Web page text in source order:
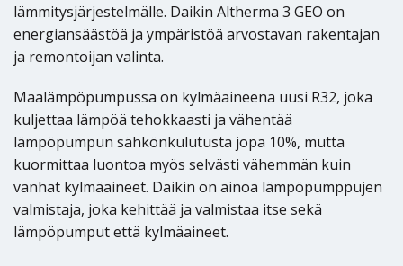
lämmitysjärjestelmälle. Daikin Altherma 3 GEO on
energiansäästöä ja ympäristöä arvostavan rakentajan
ja remontoijan valinta.
Maalämpöpumpussa on kylmäaineena uusi R32, joka
kuljettaa lämpöä tehokkaasti ja vähentää
lämpöpumpun sähkönkulutusta jopa 10%, mutta
kuormittaa luontoa myös selvästi vähemmän kuin
vanhat kylmäaineet. Daikin on ainoa lämpöpumppujen
valmistaja, joka kehittää ja valmistaa itse sekä
lämpöpumput että kylmäaineet.